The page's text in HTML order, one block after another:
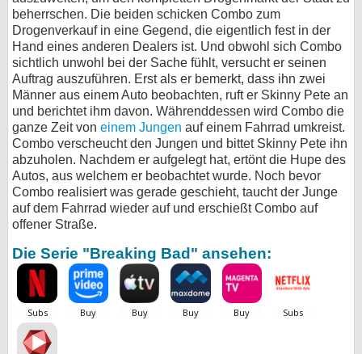
beherrschen. Die beiden schicken Combo zum
Drogenverkauf in eine Gegend, die eigentlich fest in der
Hand eines anderen Dealers ist. Und obwohl sich Combo
sichtlich unwohl bei der Sache fühlt, versucht er seinen
Auftrag auszuführen. Erst als er bemerkt, dass ihn zwei
Männer aus einem Auto beobachten, ruft er Skinny Pete an
und berichtet ihm davon. Währenddessen wird Combo die
ganze Zeit von einem Jungen auf einem Fahrrad umkreist.
Combo verscheucht den Jungen und bittet Skinny Pete ihn
abzuholen. Nachdem er aufgelegt hat, ertönt die Hupe des
Autos, aus welchem er beobachtet wurde. Noch bevor
Combo realisiert was gerade geschieht, taucht der Junge
auf dem Fahrrad wieder auf und erschießt Combo auf
offener Straße.
Die Serie "Breaking Bad" ansehen: